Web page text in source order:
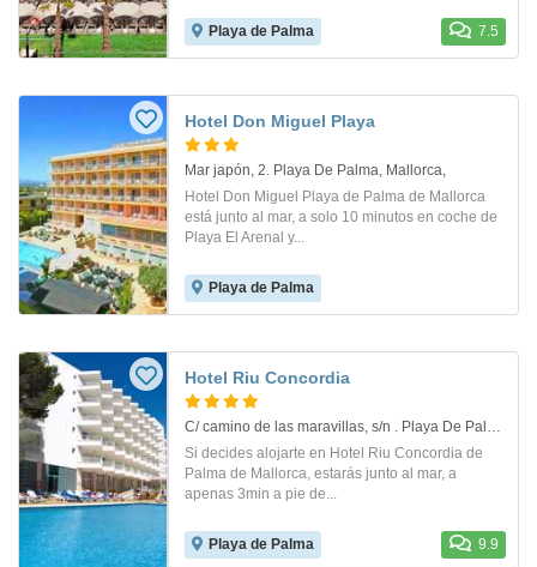
Playa de Palma 7.5
Hotel Don Miguel Playa
Mar japón, 2. Playa De Palma, Mallorca,
Hotel Don Miguel Playa de Palma de Mallorca
está junto al mar, a solo 10 minutos en coche de
Playa El Arenal y...
Playa de Palma
Hotel Riu Concordia
Si decides alojarte en Hotel Riu Concordia de
Palma de Mallorca, estarás junto al mar, a
apenas 3min a pie de...
Playa de Palma 9.9